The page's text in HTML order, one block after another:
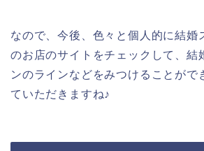
なので、今後、色々と個人的に結婚
のお店のサイトをチェックして、結
ンのラインなどをみつけることがで
ていただきますね♪